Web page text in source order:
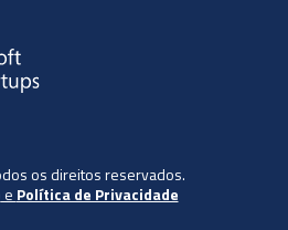
os direitos reservados.
e Política de Privacidade